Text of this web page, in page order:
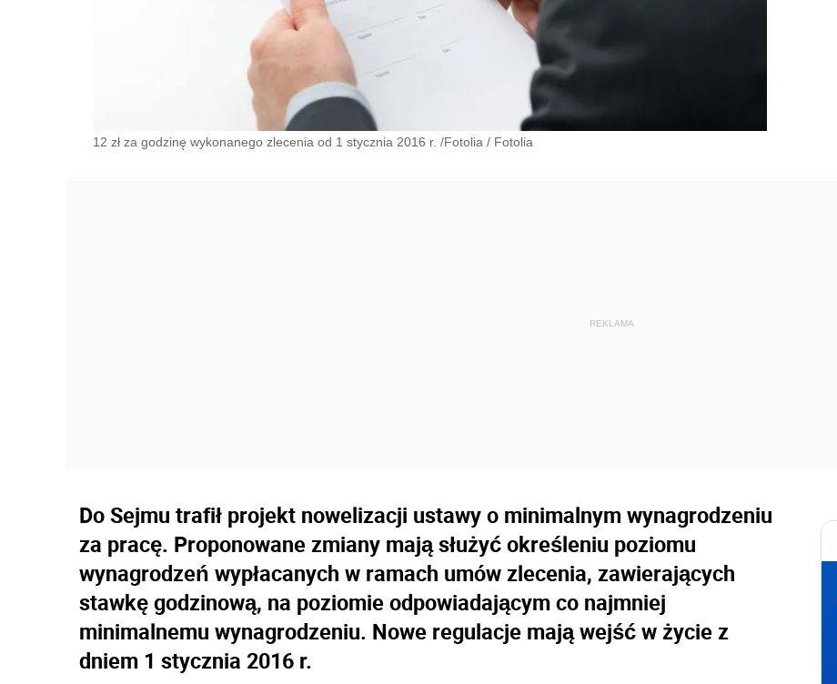
12 zł za godzinę wykonanego zlecenia od 1 stycznia 2016 r. /Fotolia / Fotolia
Do Sejmu trafił projekt nowelizacji ustawy o minimalnym wynagrodzeniu
za pracę. Proponowane zmiany mają służyć określeniu poziomu
wynagrodzeń wypłacanych w ramach umów zlecenia, zawierających
stawkę godzinową, na poziomie odpowiadającym co najmniej
minimalnemu wynagrodzeniu. Nowe regulacje mają wejść w życie z
dniem 1 stycznia 2016 r.